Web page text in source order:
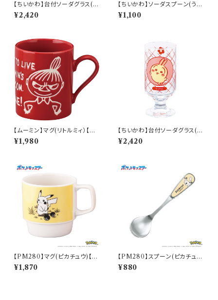
【ちいかわ】台付ソーダグラス(ち
いかわ)【CKW40】CKW41-81
3
¥2,420
【ちいかわ】ソーダスプーン(うさ
ぎ)【CKW40】CKW43-850
¥1,100
【ムーミン】マグ(リトルミィ）【M
M9000】MM9002-11
¥1,980
【ちいかわ】台付ソーダグラス(う
さぎ)【CKW40】CKW43-813
¥2,420
【PM280】マグ(ピカチュウ)【D
aily Sketch】PM284-11
¥1,870
【PM280】スプーン(ピカチュ
ウ)【Daily Sketch】PM284-8
50
¥880